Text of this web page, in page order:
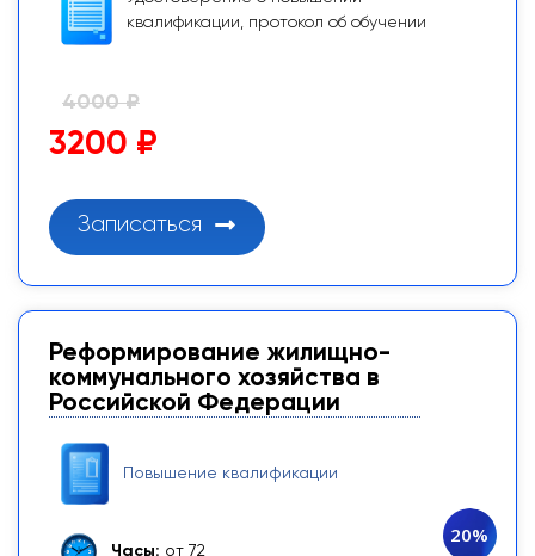
квалификации, протокол об обучении
4000 ₽
3200 ₽
Записаться
Реформирование жилищно-
коммунального хозяйства в
Российской Федерации
Повышение квалификации
Часы: от 72
20%